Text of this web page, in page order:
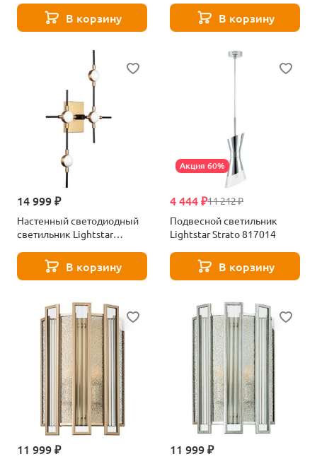
В корзину В корзину
14 999 ₽
Настенный светодиодный
светильник Lightstar
В корзину
Акция 60%
11 212 ₽
4 444 ₽
Подвесной светильник
Lightstar Strato 817014
В корзину
11 999 ₽ 11 999 ₽